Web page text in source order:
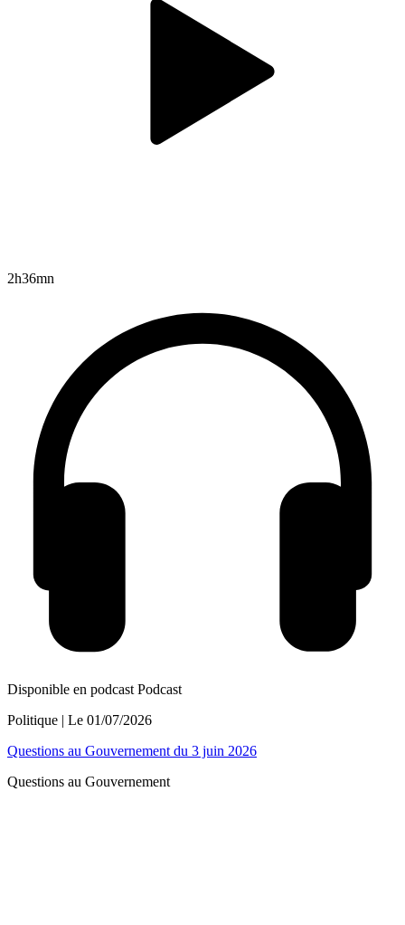
2h36mn
Disponible en podcast Podcast
Politique | Le 01/07/2026
Questions au Gouvernement du 3 juin 2026
Questions au Gouvernement